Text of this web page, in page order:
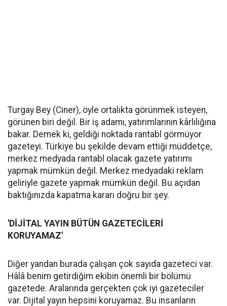
Turgay Bey (Ciner), öyle ortalıkta görünmek isteyen,
görünen biri değil. Bir iş adamı, yatırımlarının kârlılığına
bakar. Demek ki, geldiği noktada rantabl görmüyor
gazeteyi. Türkiye bu şekilde devam ettiği müddetçe,
merkez medyada rantabl olacak gazete yatırımı
yapmak mümkün değil. Merkez medyadaki reklam
geliriyle gazete yapmak mümkün değil. Bu açıdan
baktığınızda kapatma kararı doğru bir şey.
'DİJİTAL YAYIN BÜTÜN GAZETECİLERİ
KORUYAMAZ'
Diğer yandan burada çalışan çok sayıda gazeteci var.
Hâlâ benim getirdiğim ekibin önemli bir bölümü
gazetede. Aralarında gerçekten çok iyi gazeteciler
var. Dijital yayın hepsini koruyamaz. Bu insanların